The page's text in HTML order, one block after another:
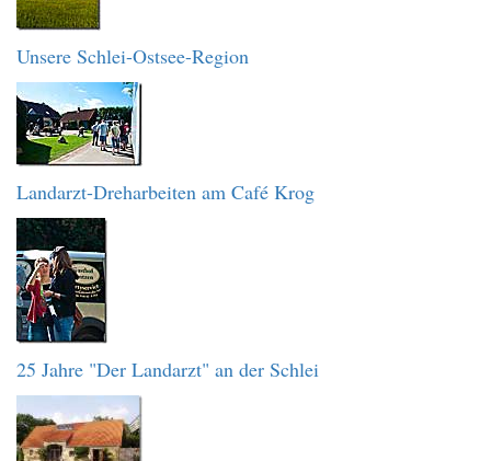
Unsere Schlei-Ostsee-Region
Landarzt-Dreharbeiten am Café Krog
25 Jahre "Der Landarzt" an der Schlei